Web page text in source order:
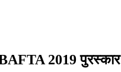
2019 पुरस्कार